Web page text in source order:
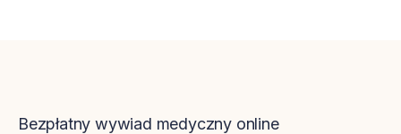
Bezpłatny wywiad medyczny online